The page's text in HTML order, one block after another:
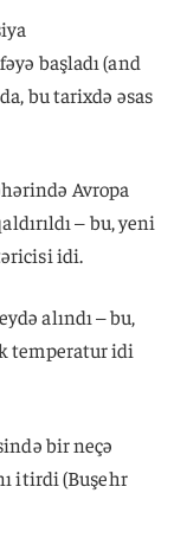
başladı (and
bu tarixdə əsas
Avropa
– bu, yeni
idi.
alındı – bu,
temperatur idi
bir neçə
itirdi (Buşehr